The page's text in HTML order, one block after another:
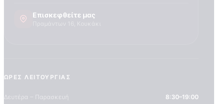
Επισκεφθείτε μας
ΏΡΕΣ ΛΕΙΤΟΥΡΓΊΑΣ
Δευτέρα – Παρασκευή 8:30–19:00